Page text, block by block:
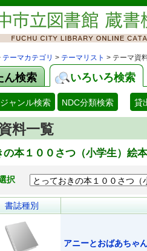
テーマカテゴリ > テーマリスト > テーマ資
ん検索 いろいろ検索
ジャンル検索 NDC分類検索 貸
料一覧
の本１００さつ（小学生）絵
択
書誌種別
アニーとおばあち